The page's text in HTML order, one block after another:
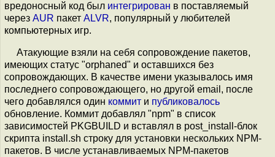
вредоносный код был интегрирован в поставляемый
через AUR пакет ALVR, популярный у любителей
компьютерных игр.
Атакующие взяли на себя сопровождение пакетов,
имеющих статус "orphaned" и оставшихся без
сопровождающих. В качестве имени указывалось имя
последнего сопровождающего, но другой email, после
чего добавлялся один коммит и публиковалось
обновление. Коммит добавлял "npm" в список
зависимостей PKGBUILD и вставлял в post_install-блок
скрипта install.sh строку для установки нескольких NPM-
пакетов. В числе устанавливаемых NPM-пакетов